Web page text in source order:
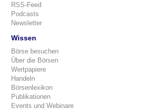
RSS-Feed
Podcasts
Newsletter
Wissen
Börse besuchen
Über die Börsen
Wertpapiere
Handeln
Börsenlexikon
Publikationen
Events und Webinare